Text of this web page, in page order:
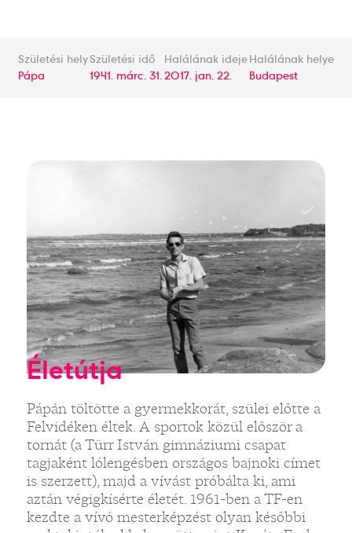
Születési hely
Pápa
Születési idő
1941. márc. 31.
Halálának ideje
2017. jan. 22.
Halálának helye
Budapest
Életútja
Pápán töltötte a gyermekkorát, szülei előtte a
Felvidéken éltek. A sportok közül először a
tornát (a Türr István gimnáziumi csapat
tagjaként lólengésben országos bajnoki címet
is szerzett), majd a vívást próbálta ki, ami
aztán végigkísérte életét. 1961-ben a TF-en
kezdte a vívó mesterképzést olyan későbbi